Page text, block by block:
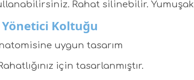
Rahat silinebilir.
Koltuğu
uygun tasarım
için tasarlanmıştır.